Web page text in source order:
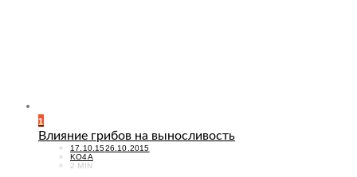
1
Влияние грибов на выносливость
POSTED
ON
17.10.1526.10.2015
KO4A
2 MIN